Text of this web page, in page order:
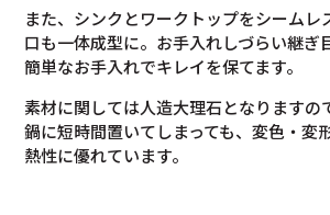
また、シンクとワークトップをシームレ
口も一体成型に。お手入れしづらい継ぎ
簡単なお手入れでキレイを保てます。
素材に関しては人造大理石となりますの
鍋に短時間置いてしまっても、変色・変
熱性に優れています。